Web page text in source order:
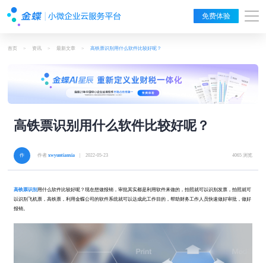
免费体验
首页 > 资讯 > 最新文章 > 高铁票识别用什么软件比较好呢？
高铁票识别用什么软件比较好呢？
作者xwyuntianxia | 2022-05-23 4065 浏览
高铁票识别 用什么软件比较好呢？现在想做报销，审批其实都是利用软件来做的，拍照就可以识别发票，拍照就可
以识别飞机票，高铁票，利用金蝶公司的软件系统就可以达成此工作目的，帮助财务工作人员快速做好审批，做好
报销。